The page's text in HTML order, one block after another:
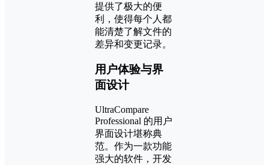
提供了极大的便
利，使得每个人都
能清楚了解文件的
差异和变更记录。
用户体验与界
面设计
UltraCompare
Professional 的用户
界面设计堪称典
范。作为一款功能
强大的软件，开发